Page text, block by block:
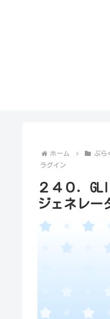
ホーム ぷら
ラグイン
２４０．
ジェネレ